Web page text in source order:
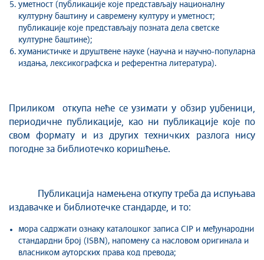
уметност (публикације које представљају националну
културну баштину и савремену културу и уметност;
публикације које представљају позната дела светске
културне баштине);
хуманистичке и друштвене науке (научна и научно-популарна
издања, лексикографска и референтна литература).
Приликом откупа неће се узимати у обзир уџбеници,
периодичне публикације, као ни публикације које по
свом формату и из других техничких разлога нису
погодне за библиотечко коришћење.
Публикација намењена откупу треба да испуњава
издавачке и библиотечке стандарде, и то:
мора садржати ознаку каталошког записа CIP и међународни
стандардни број (ISBN), напомену са насловом оригинала и
власником ауторских права код превода;